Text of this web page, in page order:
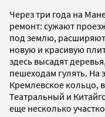
Через три года на
ремонт: сужают
под землю,
новую и красивую
здесь высадят
пешеходам гулять. На
Кремлевское кольцо,
Театральный и
еще несколько